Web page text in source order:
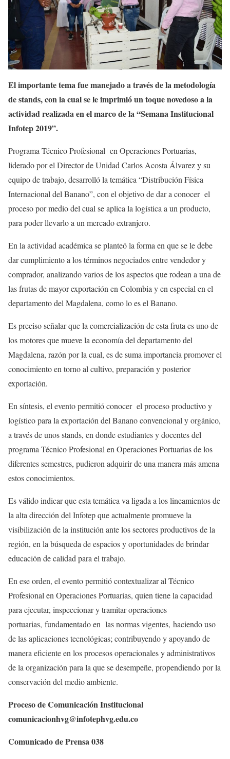
El importante tema fue manejado a través de la metodología
de stands, con la cual se le imprimió un toque novedoso a la
actividad realizada en el marco de la “Semana Institucional
Infotep 2019”.
Programa Técnico Profesional en Operaciones Portuarias,
liderado por el Director de Unidad Carlos Acosta Álvarez y su
equipo de trabajo, desarrolló la temática “Distribución Física
Internacional del Banano”, con el objetivo de dar a conocer el
proceso por medio del cual se aplica la logística a un producto,
para poder llevarlo a un mercado extranjero.
En la actividad académica se planteó la forma en que se le debe
dar cumplimiento a los términos negociados entre vendedor y
comprador, analizando varios de los aspectos que rodean a una de
las frutas de mayor exportación en Colombia y en especial en el
departamento del Magdalena, como lo es el Banano.
Es preciso señalar que la comercialización de esta fruta es uno de
los motores que mueve la economía del departamento del
Magdalena, razón por la cual, es de suma importancia promover el
conocimiento en torno al cultivo, preparación y posterior
exportación.
En síntesis, el evento permitió conocer el proceso productivo y
logístico para la exportación del Banano convencional y orgánico,
a través de unos stands, en donde estudiantes y docentes del
programa Técnico Profesional en Operaciones Portuarias de los
diferentes semestres, pudieron adquirir de una manera más amena
estos conocimientos.
Es válido indicar que esta temática va ligada a los lineamientos de
la alta dirección del Infotep que actualmente promueve la
visibilización de la institución ante los sectores productivos de la
región, en la búsqueda de espacios y oportunidades de brindar
educación de calidad para el trabajo.
En ese orden, el evento permitió contextualizar al Técnico
Profesional en Operaciones Portuarias, quien tiene la capacidad
para ejecutar, inspeccionar y tramitar operaciones
portuarias, fundamentado en las normas vigentes, haciendo uso
de las aplicaciones tecnológicas; contribuyendo y apoyando de
manera eficiente en los procesos operacionales y administrativos
de la organización para la que se desempeñe, propendiendo por la
conservación del medio ambiente.
Proceso de Comunicación Institucional
comunicacionhvg@infotephvg.edu.co
Comunicado de Prensa 038